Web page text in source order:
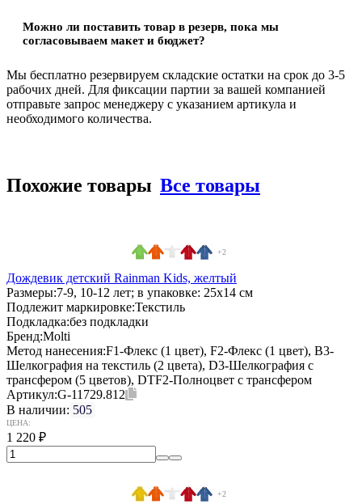
Можно ли поставить товар в резерв, пока мы
согласовываем макет и бюджет?
Мы бесплатно резервируем складские остатки на срок до 3-5
рабочих дней. Для фиксации партии за вашей компанией
отправьте запрос менеджеру с указанием артикула и
необходимого количества.
Похожие товары Все товары
+2
Дождевик детский Rainman Kids, желтый
Размеры:7-9, 10-12 лет; в упаковке: 25x14 см
Подлежит маркировке:Текстиль
Подкладка:без подкладки
Бренд:Molti
Метод нанесения:F1-Флекс (1 цвет), F2-Флекс (1 цвет), B3-
Шелкография на текстиль (2 цвета), D3-Шелкография с
трансфером (5 цветов), DTF2-Полноцвет с трансфером
Артикул:G-11729.812
В наличии: 505
ЦЕНА:
1 220 ₽
+2